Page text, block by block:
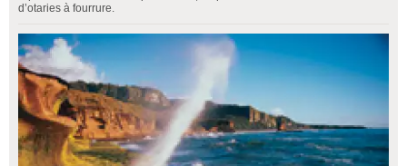
d’otaries à fourrure.